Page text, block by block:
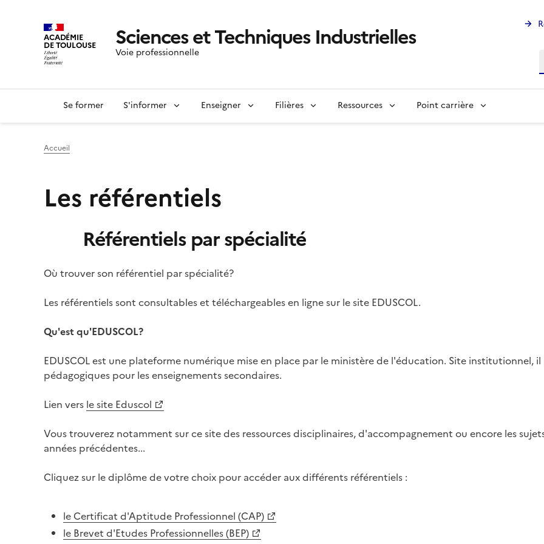
ACADÉMIE
DE TOULOUSE Sciences et Techniques Industrielles
Voie professionnelle
Se former S'informer Enseigner Filières Ressources Point carrière
Accueil
Les référentiels
ImageRéférentiels par spécialité
Où trouver son référentiel par spécialité?
Les référentiels sont consultables et téléchargeables en ligne sur le site EDUSCOL.
Qu'est qu'EDUSCOL?
EDUSCOL est une plateforme numérique mise en place par le ministère de l'éducation. Site institutionnel,
pédagogiques pour les enseignements secondaires.
Lien vers le site Eduscol
Vous trouverez notamment sur ce site des ressources disciplinaires, d'accompagnement ou encore les
années précédentes...
Cliquez sur le diplôme de votre choix pour accéder aux différents référentiels :
le Certificat d'Aptitude Professionnel (CAP)
le Brevet d'Etudes Professionnelles (BEP)